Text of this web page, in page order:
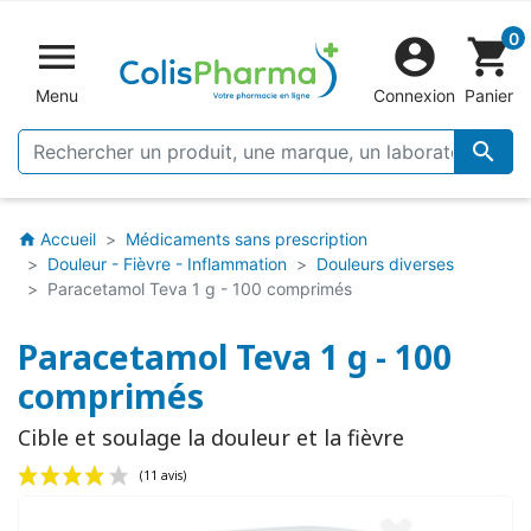

Menu


Connexion
shopping_cart0
Panier
home Accueil
Médicaments sans prescription
Douleur - Fièvre - Inflammation
Douleurs diverses
Paracetamol Teva 1 g - 100 comprimés
Paracetamol Teva 1 g - 100
comprimés
Cible et soulage la douleur et la fièvre